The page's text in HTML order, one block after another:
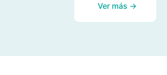
Ver más →